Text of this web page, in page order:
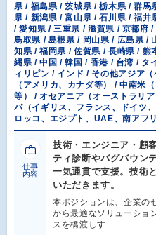
県 / 福島県 / 茨城県 / 栃木県 / 群馬
県 / 新潟県 / 富山県 / 石川県 / 福
/ 愛知県 / 三重県 / 滋賀県 / 京都府
鳥取県 / 島根県 / 岡山県 / 広島県 /
知県 / 福岡県 / 佐賀県 / 長崎県 / 熊
縄県 / 中国 / 韓国 / 香港 / 台湾 / タ
ィリピン / インド / その他アジア
（アメリカ、カナダ等） / 中南米
等） / オセアニア（オーストラリ
パ（イギリス、フランス、ドイツ
ロッコ、エジプト、UAE、南アフ
仕事
内容
技術・エンジニア・顧
ティ診断やバグバウン
一気通貫で支援。技術
いただきます。
本ポジションは、企業の
から最適なソリューショ
スを橋渡しす…